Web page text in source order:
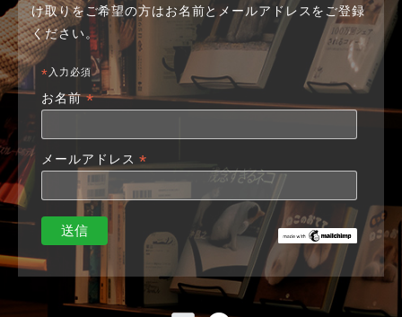
け取りをご希望の方はお名前とメールアドレスをご登録
ください。
* 入力必須
お名前*
メールアドレス*